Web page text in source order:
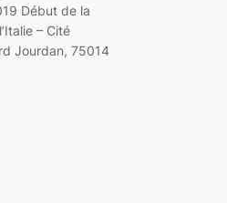
Début de la
– Cité
Jourdan, 75014